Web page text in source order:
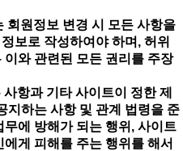
원정보 변경 시 모든 사항을
보로 작성하여야 하며, 허위
와 관련된 모든 권리를 주장
항과 기타 사이트이 정한 제
지하는 사항 및 관계 법령을 준
에 방해가 되는 행위, 사이트
게 피해를 주는 행위를 해서